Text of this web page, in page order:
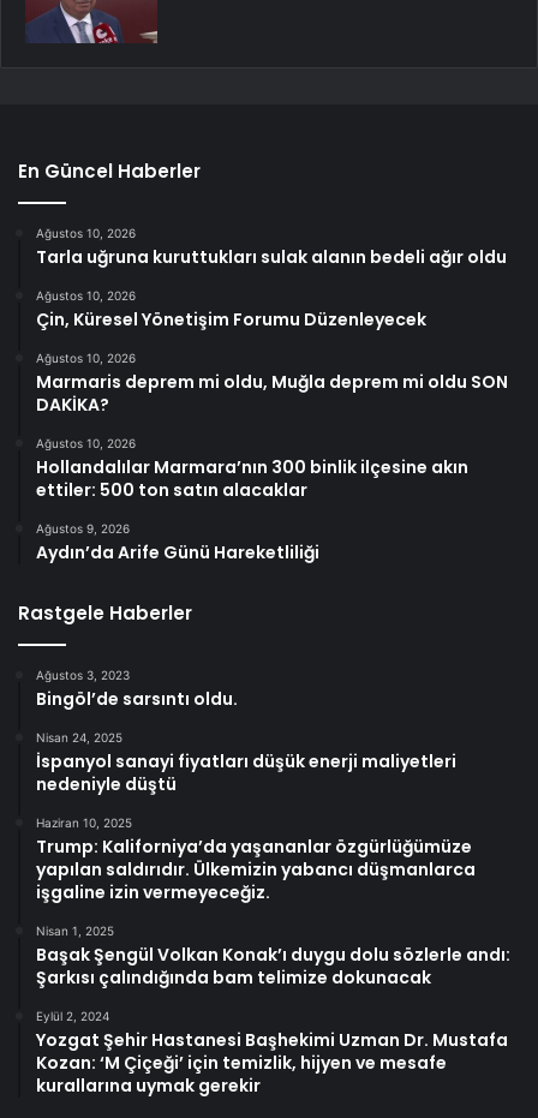
En Güncel Haberler
Ağustos 10, 2026
Tarla uğruna kuruttukları sulak alanın bedeli ağır oldu
Ağustos 10, 2026
Çin, Küresel Yönetişim Forumu Düzenleyecek
Ağustos 10, 2026
Marmaris deprem mi oldu, Muğla deprem mi oldu SON
DAKİKA?
Ağustos 10, 2026
Hollandalılar Marmara’nın 300 binlik ilçesine akın
ettiler: 500 ton satın alacaklar
Ağustos 9, 2026
Aydın’da Arife Günü Hareketliliği
Rastgele Haberler
Ağustos 3, 2023
Bingöl’de sarsıntı oldu.
Nisan 24, 2025
İspanyol sanayi fiyatları düşük enerji maliyetleri
nedeniyle düştü
Haziran 10, 2025
Trump: Kaliforniya’da yaşananlar özgürlüğümüze
yapılan saldırıdır. Ülkemizin yabancı düşmanlarca
işgaline izin vermeyeceğiz.
Nisan 1, 2025
Başak Şengül Volkan Konak’ı duygu dolu sözlerle andı:
Şarkısı çalındığında bam telimize dokunacak
Eylül 2, 2024
Yozgat Şehir Hastanesi Başhekimi Uzman Dr. Mustafa
Kozan: ‘M Çiçeği’ için temizlik, hijyen ve mesafe
kurallarına uymak gerekir